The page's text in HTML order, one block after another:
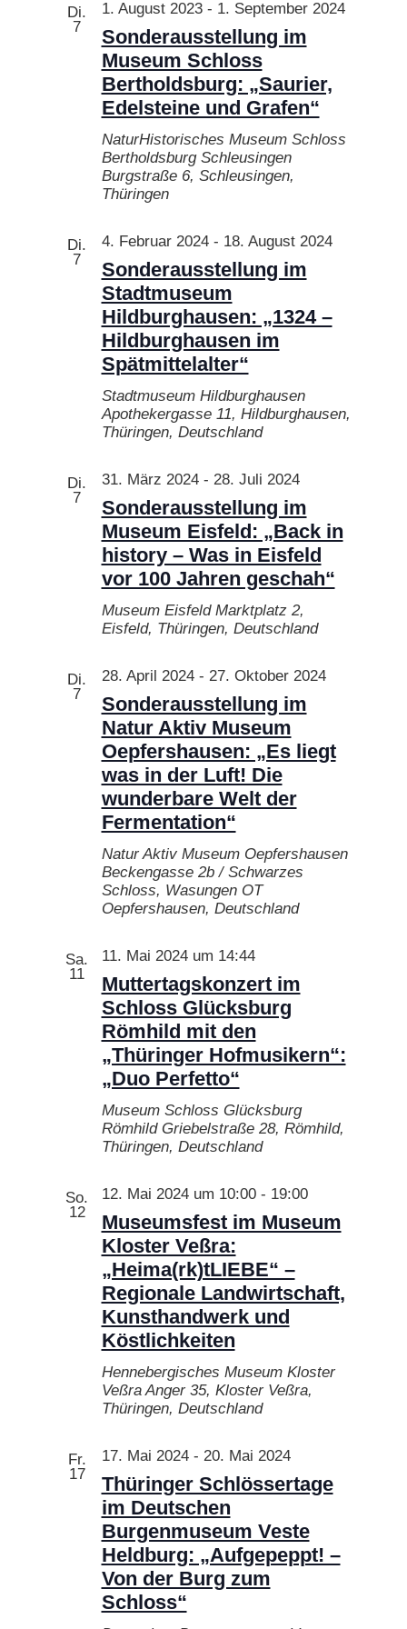
Di.
7
Sonderausstellung im
Museum Schloss
Bertholdsburg: „Saurier,
Edelsteine und Grafen“
1. August 2023- 1. September 2024
NaturHistorisches Museum Schloss
Bertholdsburg Schleusingen
Burgstraße 6, Schleusingen,
Thüringen
Di.
7
Sonderausstellung im
Stadtmuseum
Hildburghausen: „1324 –
Hildburghausen im
Spätmittelalter“
4. Februar 2024- 18. August 2024
Stadtmuseum Hildburghausen
Apothekergasse 11, Hildburghausen,
Thüringen, Deutschland
Di.
7
Sonderausstellung im
Museum Eisfeld: „Back in
history – Was in Eisfeld
vor 100 Jahren geschah“
31. März 2024- 28. Juli 2024
Museum Eisfeld Marktplatz 2,
Eisfeld, Thüringen, Deutschland
Di.
7
Sonderausstellung im
Natur Aktiv Museum
Oepfershausen: „Es liegt
was in der Luft! Die
wunderbare Welt der
Fermentation“
28. April 2024- 27. Oktober 2024
Natur Aktiv Museum Oepfershausen
Beckengasse 2b / Schwarzes
Schloss, Wasungen OT
Oepfershausen, Deutschland
Sa.
11
Muttertagskonzert im
Schloss Glücksburg
Römhild mit den
„Thüringer Hofmusikern“:
„Duo Perfetto“
11. Mai 2024 um 14:44
Museum Schloss Glücksburg
Römhild Griebelstraße 28, Römhild,
Thüringen, Deutschland
So.
12
Museumsfest im Museum
Kloster Veßra:
„Heima(rk)tLIEBE“ –
Regionale Landwirtschaft,
Kunsthandwerk und
Köstlichkeiten
12. Mai 2024 um 10:00- 19:00
Hennebergisches Museum Kloster
Veßra Anger 35, Kloster Veßra,
Thüringen, Deutschland
Fr.
17
Thüringer Schlössertage
im Deutschen
Burgenmuseum Veste
Heldburg: „Aufgepeppt! –
Von der Burg zum
Schloss“
17. Mai 2024- 20. Mai 2024